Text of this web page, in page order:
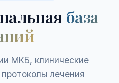
база
МКБ, клинические
лечения